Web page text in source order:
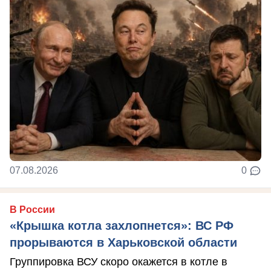
07.08.2026 0
В России
«Крышка котла захлопнется»: ВС РФ
прорываются в Харьковской области
Группировка ВСУ скоро окажется в котле в